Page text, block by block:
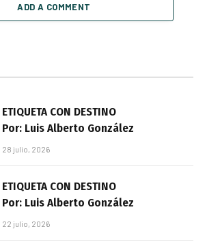
ADD A COMMENT
ETIQUETA CON DESTINO
Por: Luis Alberto González
28 julio, 2026
ETIQUETA CON DESTINO
Por: Luis Alberto González
22 julio, 2026